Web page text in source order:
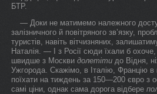
БТР.
— Доки не матимемо належного
залізничного й повітряного зв’язку,
туристів, навіть вітчизняних,
Наталія. — І з Росії сюди їхали б
швидше з Москви долетіти до Відня,
Ужгорода. Скажімо, в Італію, Францію в
поїхати на тиждень за 150—200 євро з
самі ціни, однак сама дорога відбере